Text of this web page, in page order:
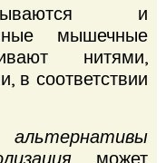
и
мышечные
нитями,
в соответствии
может